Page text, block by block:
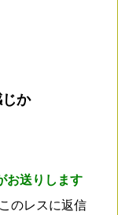
か
お送りします
のレスに返信